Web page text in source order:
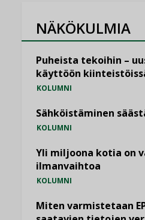
NÄKÖKULMIA
Puheista tekoihin –
käyttöön
KOLUMNI
Sähköistäminen
KOLUMNI
Yli miljoona kotia on
ilmanvaihtoa
KOLUMNI
Miten varmistetaan